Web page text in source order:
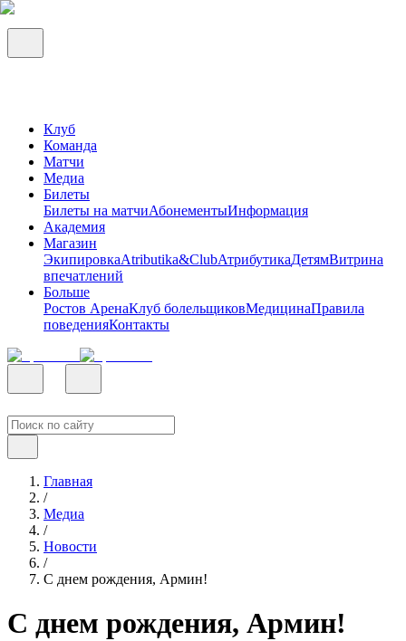
Клуб
Команда
Матчи
Медиа
Билеты
Билеты на матчиАбонементыИнформация
Академия
Магазин
ЭкипировкаAtributika&ClubАтрибутикаДетямВитрина
впечатлений
Больше
Ростов АренаКлуб болельщиковМедицинаПравила
поведенияКонтакты
Главная
/
Медиа
/
Новости
/
С днем рождения, Армин!
С днем рождения, Армин!